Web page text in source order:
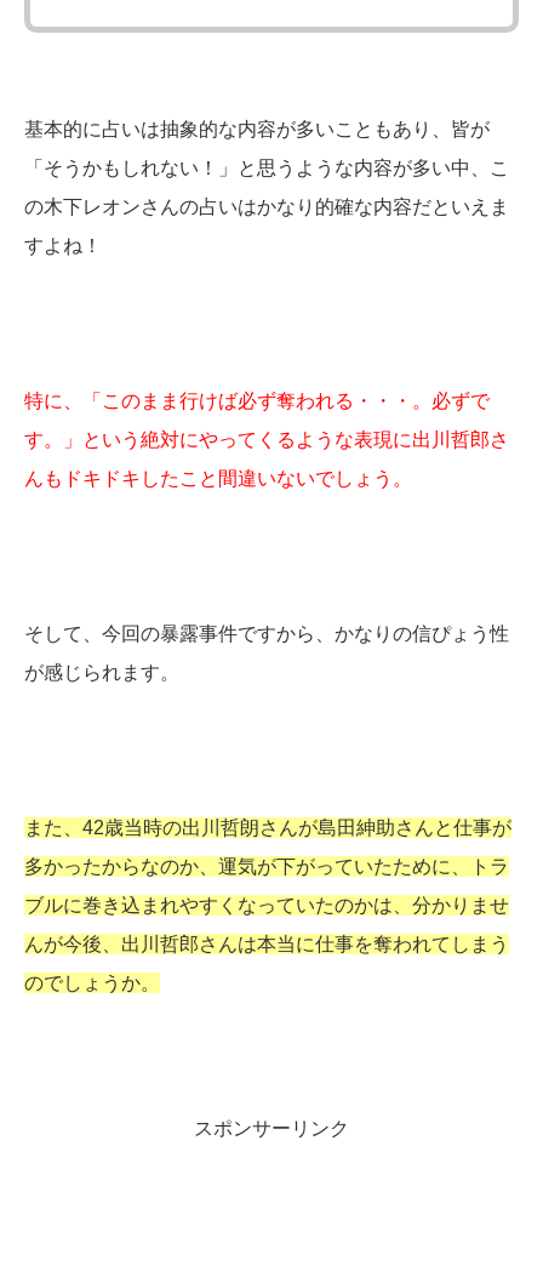
基本的に占いは抽象的な内容が多いこともあり、皆が
「そうかもしれない！」と思うような内容が多い中、こ
の木下レオンさんの占いはかなり的確な内容だといえま
すよね！
特に、「このまま行けば必ず奪われる・・・。必ずで
す。」という絶対にやってくるような表現に出川哲郎さ
んもドキドキしたこと間違いないでしょう。
そして、今回の暴露事件ですから、かなりの信ぴょう性
が感じられます。
また、42歳当時の出川哲朗さんが島田紳助さんと仕事が
多かったからなのか、運気が下がっていたために、トラ
ブルに巻き込まれやすくなっていたのかは、分かりませ
んが今後、出川哲郎さんは本当に仕事を奪われてしまう
のでしょうか。
スポンサーリンク